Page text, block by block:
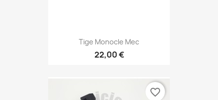
Tige Monocle Mec
22,00 €
favorite_border